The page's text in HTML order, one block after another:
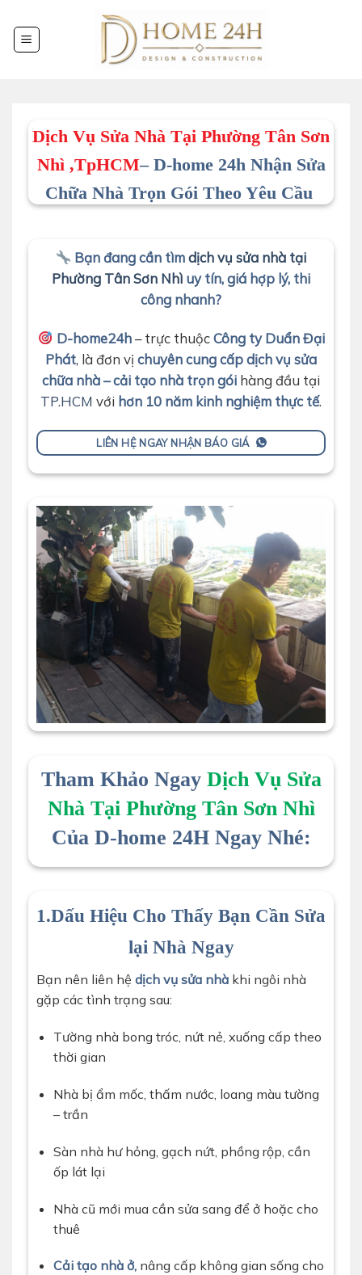
đến
nội
Dịch Vụ Sửa Nhà Tại Phường Tân Sơn
Nhì ,TpHCM– D-home 24h Nhận Sửa
Chữa Nhà Trọn Gói Theo Yêu Cầu
Bạn đang cần tìmdịch vụ sửa nhà tại
Phường Tân Sơn Nhì uy tín, giá hợp lý, thi
công nhanh?
D-home24h– trực thuộcCông ty Duẩn Đại
Phát, là đơn vị chuyên cung cấp dịch vụ sửa
chữa nhà – cải tạo nhà trọn gói hàng đầu tại
TP.HCM với hơn 10 năm kinh nghiệm thực tế.
LIÊN HỆ NGAY NHẬN BÁO GIÁ
thợ d-home 24h đang tiến hành dọn dẹp mặt bằng
Tham Khảo Ngay Dịch Vụ Sửa
Nhà Tại Phường Tân Sơn Nhì
Của D-home 24H Ngay Nhé:
1.Dấu Hiệu Cho Thấy Bạn Cần Sửa
lại Nhà Ngay
Bạn nên liên hệ dịch vụ sửa nhà khi ngôi nhà
gặp các tình trạng sau:
Tường nhà bong tróc, nứt nẻ, xuống cấp theo
thời gian
Nhà bị ẩm mốc, thấm nước, loang màu tường
– trần
Sàn nhà hư hỏng, gạch nứt, phồng rộp, cần
ốp lát lại
Nhà cũ mới mua cần sửa sang để ở hoặc cho
thuê
Cải tạo nhà ở,nâng cấp không gian sống cho